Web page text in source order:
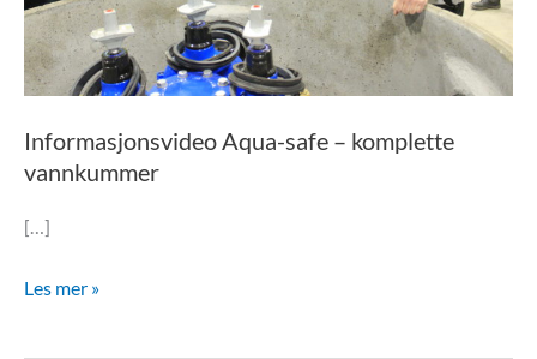
Informasjonsvideo Aqua-safe – komplette
vannkummer
[…]
Les mer »